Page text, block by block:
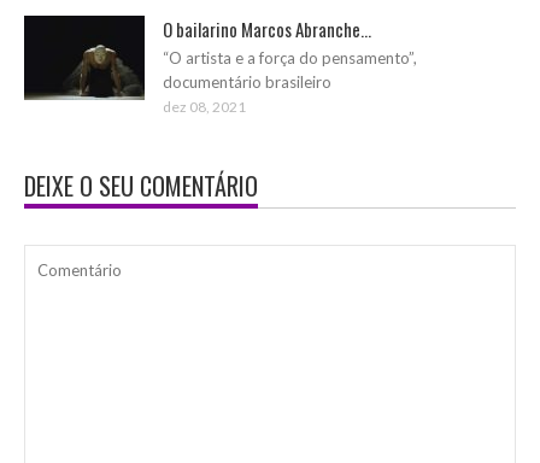
O bailarino Marcos Abranche...
“O artista e a força do pensamento”,
documentário brasileiro
dez 08, 2021
DEIXE O SEU COMENTÁRIO